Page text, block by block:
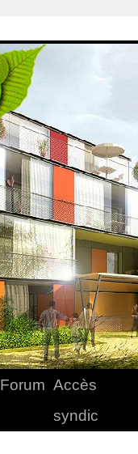
Forum Accès
syndic